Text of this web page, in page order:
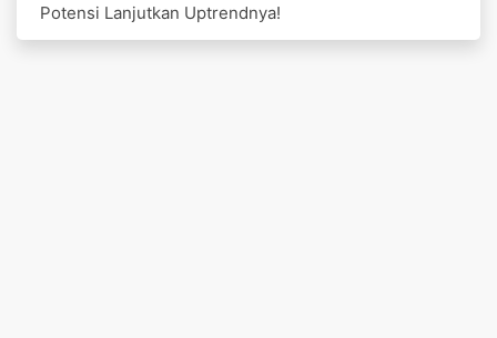
Potensi Lanjutkan Uptrendnya!